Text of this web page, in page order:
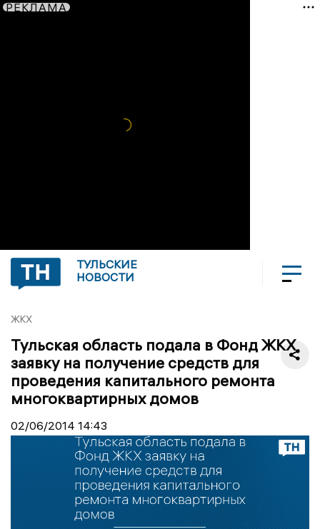
РЕКЛАМА
ТУЛЬСКИЕ
НОВОСТИ
ЖКХ
Тульская область подала в Фонд ЖКХ
заявку на получение средств для
проведения капитального ремонта
многоквартирных домов
02/06/2014 14:43